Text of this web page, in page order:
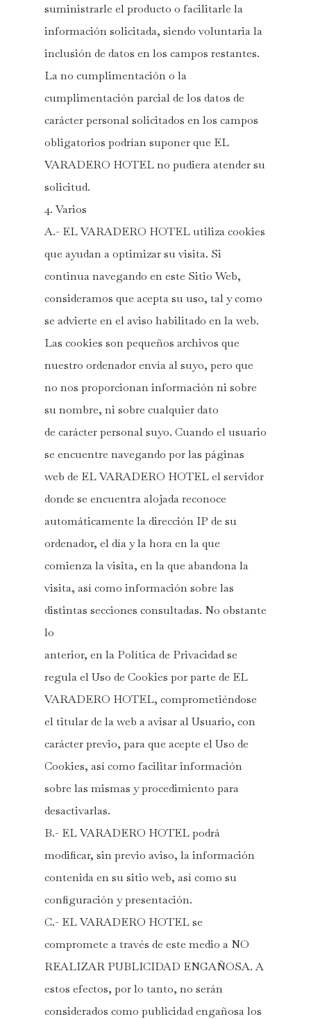
suministrarle el producto o facilitarle la
información solicitada, siendo voluntaria la
inclusión de datos en los campos restantes.
La no cumplimentación o la
cumplimentación parcial de los datos de
carácter personal solicitados en los campos
obligatorios podrían suponer que EL
VARADERO HOTEL no pudiera atender su
solicitud.
4. Varios
A.- EL VARADERO HOTEL utiliza cookies
que ayudan a optimizar su visita. Si
continua navegando en este Sitio Web,
consideramos que acepta su uso, tal y como
se advierte en el aviso habilitado en la web.
Las cookies son pequeños archivos que
nuestro ordenador envía al suyo, pero que
no nos proporcionan información ni sobre
su nombre, ni sobre cualquier dato
de carácter personal suyo. Cuando el usuario
se encuentre navegando por las páginas
web de EL VARADERO HOTEL el servidor
donde se encuentra alojada reconoce
automáticamente la dirección IP de su
ordenador, el día y la hora en la que
comienza la visita, en la que abandona la
visita, así como información sobre las
distintas secciones consultadas. No obstante
lo
anterior, en la Política de Privacidad se
regula el Uso de Cookies por parte de EL
VARADERO HOTEL, comprometiéndose
el titular de la web a avisar al Usuario, con
carácter previo, para que acepte el Uso de
Cookies, así como facilitar información
sobre las mismas y procedimiento para
desactivarlas.
B.- EL VARADERO HOTEL podrá
modificar, sin previo aviso, la información
contenida en su sitio web, así como su
configuración y presentación.
C.- EL VARADERO HOTEL se
compromete a través de este medio a NO
REALIZAR PUBLICIDAD ENGAÑOSA. A
estos efectos, por lo tanto, no serán
considerados como publicidad engañosa los